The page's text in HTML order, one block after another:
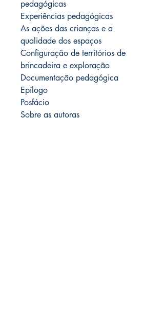
pedagógicas
Experiências pedagógicas
As ações das crianças e a
qualidade dos espaços
Configuração de territórios de
brincadeira e exploração
Documentação pedagógica
Epílogo
Posfácio
Sobre as autoras